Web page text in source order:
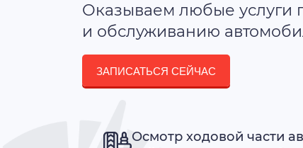
Оказываем любые услуги
и обслуживанию
ЗАПИСАТЬСЯ СЕЙЧАС
Осмотр ходовой части